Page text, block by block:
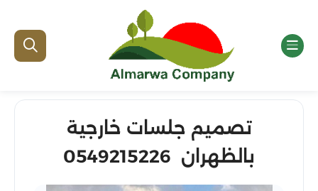
تصميم جلسات خارجية
بالظهران 0549215226